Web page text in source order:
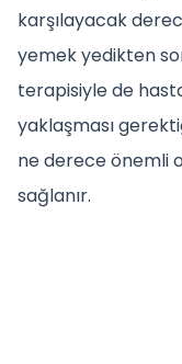
karşılayacak
yemek yedikten
terapisiyle de
yaklaşması
ne derece önemli
sağlanır.